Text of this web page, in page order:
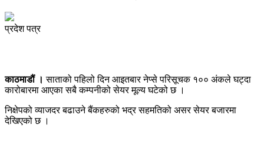
प्रदेश पत्र
काठमाडौं ।साताको पहिलो दिन आइतबार नेप्से परिसूचक १०० अंकले घट्दा
कारोबारमा आएका सबै कम्पनीको सेयर मूल्य घटेको छ ।
निक्षेपको व्याजदर बढाउने बैंकहरुको भद्र सहमतिको असर सेयर बजारमा
देखिएको छ ।